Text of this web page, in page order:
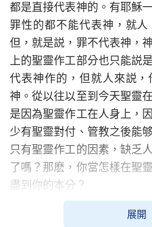
都是直接代表神的。有耶穌
罪性的都不能代表神，就
但，就是説，罪不代表神，
上的聖靈作工部分也只能説
代表神作的，但就人來説
神。從以往以至到今天聖靈
是因為聖靈作工在人身上，
少有聖靈對付、管教之後能
只有聖靈作工的因素，缺乏
了嗎？那麽，你當怎樣在聖
盡到你的本分？
——《話・卷一 神的顯現
展開